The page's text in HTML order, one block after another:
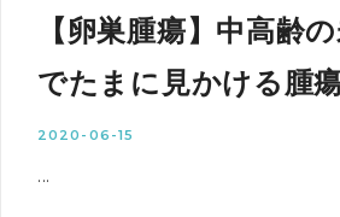
【卵巣腫瘍】中高齢
でたまに見かける腫瘍
2020-06-15
...